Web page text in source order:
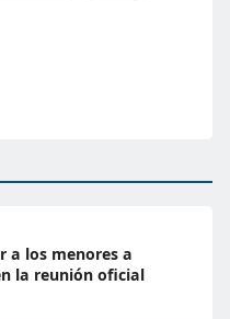
a los menores a
la reunión oficial